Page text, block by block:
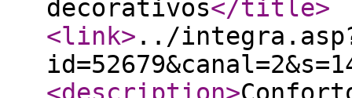
decorativos</title>
<link> ../